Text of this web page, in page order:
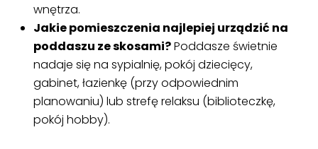
wnętrza.
Jakie pomieszczenia najlepiej urządzić na
poddaszu ze skosami?Poddasze świetnie
nadaje się na sypialnię, pokój dziecięcy,
gabinet, łazienkę (przy odpowiednim
planowaniu) lub strefę relaksu (biblioteczkę,
pokój hobby).